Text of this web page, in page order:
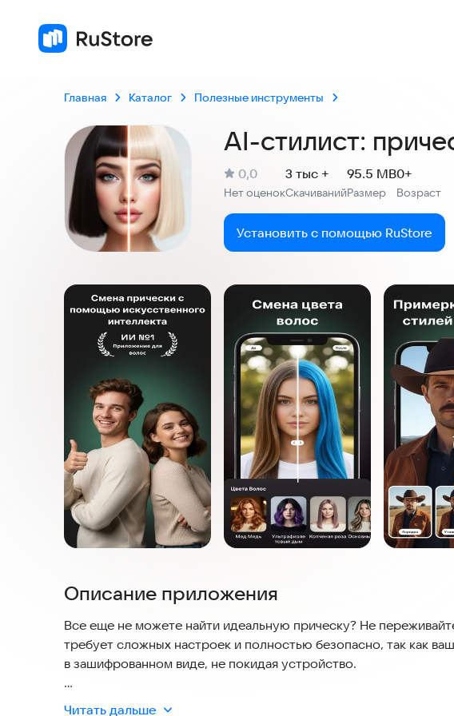
Главная Каталог Полезные инструменты
AI-стилист:
Рейтинг:
0,0
Нет оценокСкачиваний
3 тыс +
Размер
95.5 MB
Возраст
0+
Установить с помощью RuStore
Скриншоты
Описание приложения
Все еще не можете найти идеальную прическу? Не
требует сложных настроек и полностью безопасно, так как
в зашифрованном виде, не покидая устройство.
◆ **AI-АНАЛИЗ ФОРМЫ ЛИЦА И РЕКОМЕНДАЦИИ** ◆
Читать дальше